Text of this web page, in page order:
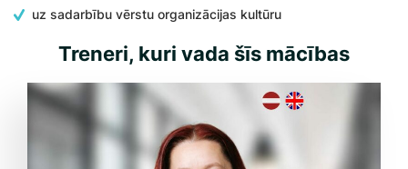
uz sadarbību vērstu organizācijas kultūru
Treneri, kuri vada šīs mācības